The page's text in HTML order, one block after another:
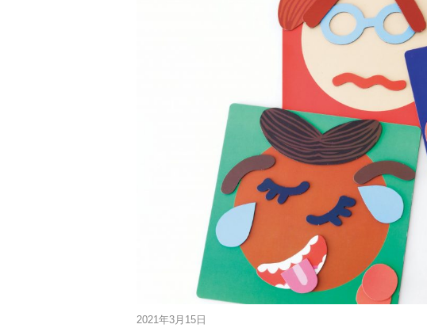
2021年3月15日